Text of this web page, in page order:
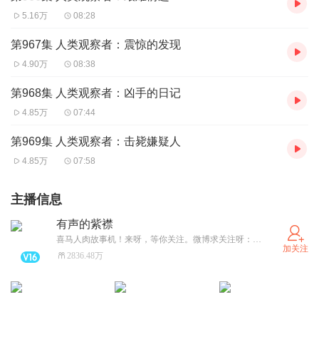
5.16万 08:28
第967集 人类观察者：震惊的发现
4.90万 08:38
第968集 人类观察者：凶手的日记
4.85万 07:44
第969集 人类观察者：击毙嫌疑人
4.85万 07:58
主播信息
有声的紫襟
喜马人肉故事机！来呀，等你关注。微博求关注呀：有声的紫襟。
2836.48万
加关注